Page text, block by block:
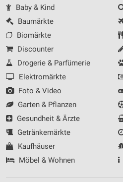
Baby & Kind
Baumärkte
Biomärkte
Discounter
Drogerie & Parfümerie
Elektromärkte
Foto & Video
Garten & Pflanzen
Gesundheit & Ärzte
Getränkemärkte
Kaufhäuser
Möbel & Wohnen